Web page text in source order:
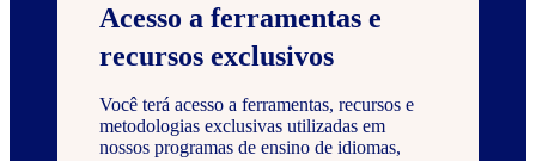
Acesso a ferramentas e
recursos exclusivos
Você terá acesso a ferramentas, recursos e
metodologias exclusivas utilizadas em
nossos programas de ensino de idiomas,